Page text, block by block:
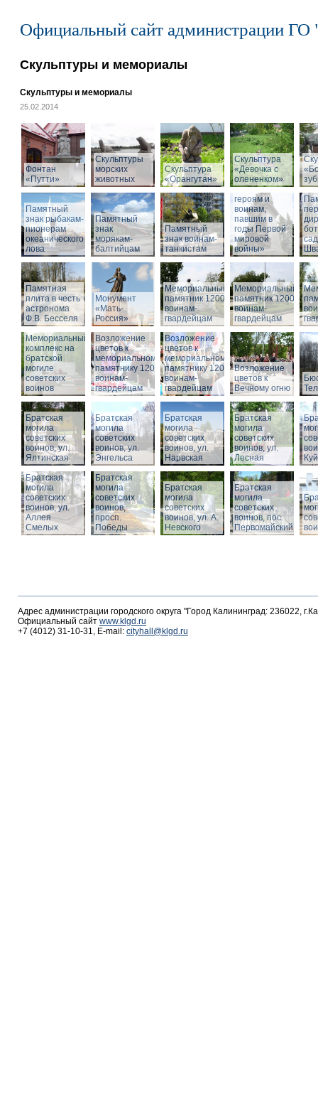
Официальный сайт администрации ГО
Скульптуры и мемориалы
Скульптуры и мемориалы
25.02.2014
Фонтан
«Путти»
Скульптуры
морских
животных
Скульптура
«Орангутан»
Скульптура
«Девочка с
олененком»
Памятный
знак рыбакам-
пионерам
океанического
лова
Памятный
знак
морякам-
балтийцам
Памятный
знак воинам-
танкистам
Памятник
«Российским
героям и
воинам,
павшим в
годы Первой
мировой
войны»
Памятная
плита в честь
астронома
Ф.В. Бесселя
Монумент
«Мать-
Россия»
Мемориальный
памятник 1200
воинам-
гвардейцам
Мемориальный
памятник 1200
воинам-
гвардейцам
Мемориальный
комплекс на
братской
могиле
советских
воинов
Возложение
цветов к
мемориальному
памятнику 1200
воинам-
гвардейцам
Возложение
цветов к
мемориальному
памятнику 1200
воинам-
гвардейцам
Возложение
цветов к
Вечному огню
Братская
могила
советских
воинов, ул.
Ялтинская
Братская
могила
советских
воинов, ул.
Энгельса
Братская
могила
советских
воинов, ул.
Нарвская
Братская
могила
советских
воинов, ул.
Лесная
Братская
могила
советских
воинов, ул.
Аллея
Смелых
Братская
могила
советских
воинов,
просп.
Победы
Братская
могила
советских
воинов, ул. А.
Невского
Братская
могила
советских
воинов, пос.
Первомайский
Адрес администрации городского округа "Город Калининград: 236022,
Официальный сайт www.klgd.ru
+7 (4012) 31-10-31, E-mail: cityhall@klgd.ru